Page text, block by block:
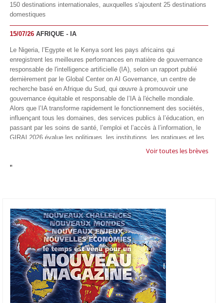
150 destinations internationales, auxquelles s'ajoutent 25 destinations
domestiques
15/07/26 AFRIQUE - IA
Le Nigeria, l’Egypte et le Kenya sont les pays africains qui
enregistrent les meilleures performances en matière de gouvernance
responsable de l'intelligence artificielle (IA), selon un rapport publié
dernièrement par le Global Center on AI Governance, un centre de
recherche basé en Afrique du Sud, qui œuvre à promouvoir une
gouvernance équitable et responsable de l’IA à l'échelle mondiale.
Alors que l’IA transforme rapidement le fonctionnement des sociétés,
influençant tous les domaines, des services publics à l’éducation, en
passant par les soins de santé, l’emploi et l’accès à l’information, le
GIRAI 2026 évalue les politiques, les institutions, les pratiques et les
conditions générales de gouvernance qui favorisent un déploiement
technologie.
appliquée d'Afrique à À Accra, au Ghana. L'annonce a été faite
mercredi 1er juillet lors du premier Google Cloud Summit du groupe
américain, qui a également indiqué avoir dépassé son objectif
d'investir un milliard de dollars sur le continent en cinq ans. Baptisée
Google Africa Applied AI Lab, la structure sera hébergée à l'AI
Community Centre d'Accra. Elle associera des fondateurs de start-up
venus de tout le continent à des chercheurs de Google et leur donnera
un accès anticipé aux derniers modèles d'IA de l'entreprise. Les
candidatures sont ouvertes jusqu'au 31 août 2026.
Voir toutes les brèves
"